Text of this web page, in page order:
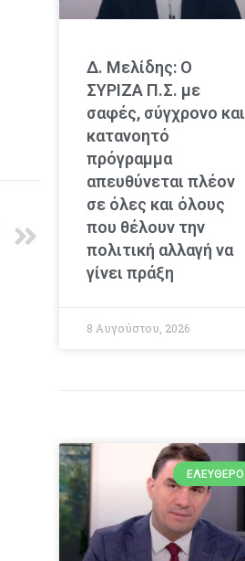
Δ. Μελίδης: Ο
ΣΥΡΙΖΑ Π.Σ. με
σαφές, σύγχρονο και
κατανοητό
πρόγραμμα
απευθύνεται πλέον
σε όλες και όλους
που θέλουν την
πολιτική αλλαγή να
γίνει πράξη
8 Αυγούστου, 2026
ΕΛΕΎΘΕΡΟ